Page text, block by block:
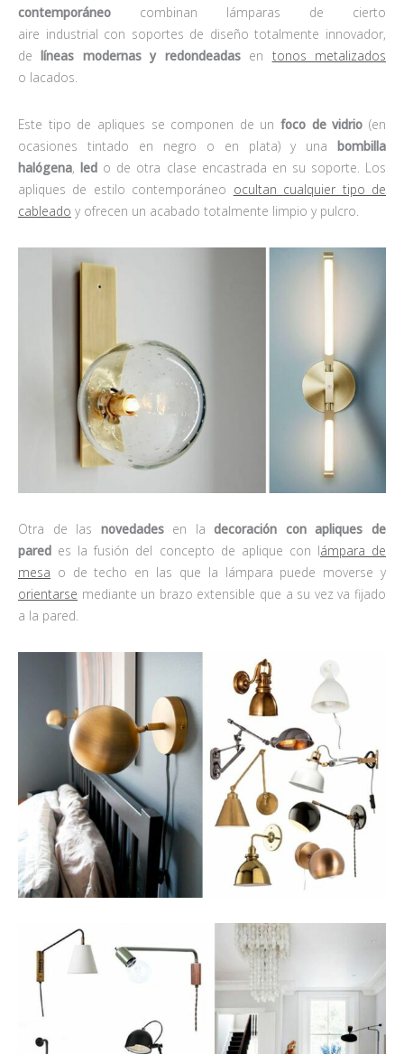
contemporáneo combinan lámparas de cierto
aire industrial con soportes de diseño totalmente innovador,
delíneas modernas y redondeadasen tonos metalizados
o lacados.
Este tipo de apliques se componen de unfoco de vidrio (en
ocasiones tintado en negro o en plata) y una bombilla
halógena, led o de otra clase encastrada en su soporte. Los
apliques de estilo contemporáneo ocultan cualquier tipo de
cableado y ofrecen un acabado totalmente limpio y pulcro.
Otra de las novedades en la decoración con apliques de
pared es la fusión del concepto de aplique con lámpara de
mesa o de techo en las que la lámpara puede moverse y
orientarse mediante un brazo extensible que a su vez va fijado
a la pared.